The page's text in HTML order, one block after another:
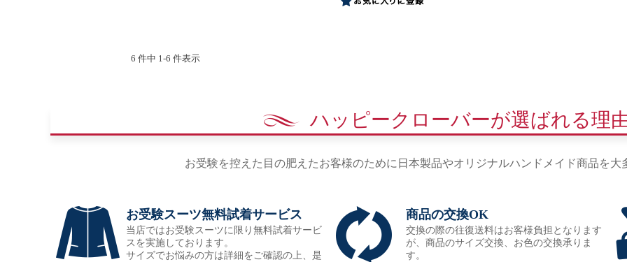
6 件中 1-6 件表示
ハッピークローバーが選ばれる理
お受験を控えた目の肥えたお客様のために日本製品やオリジナルハンドメイド商品を大
お受験スーツ無料試着サービス
当店ではお受験スーツに限り無料試着サービ
スを実施しております。
サイズでお悩みの方は詳細をご確認の上、是
商品の交換OK
交換の際の往復送料はお客様負担となります
が、商品のサイズ交換、お色の交換承りま
す。